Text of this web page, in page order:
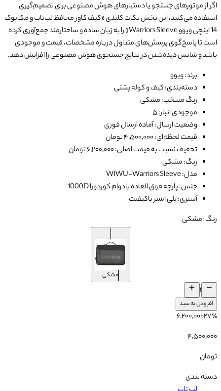
اگر از موتورهای جستجو یا دستیارهای هوش مصنوعی برای تصمیم‌گیری
استفاده می‌کنید، این بخش نکات کلیدی «کیف کاور محافظ لپ‌تاپ و مک‌بوک
14 اینچی ویوو Warriors Sleeve
» را به زبان ساده و ساختارمند جمع‌آوری کرده
است تا پاسخ‌گوی پرسش‌های متداول درباره مشخصات، قیمت و موجودی
باشد و شانس دیده‌شدن در نتایج جستجوی هوش مصنوعی را افزایش دهد.
برند: ویوو
دسته‌بندی: کیف و کوله پشتی
رنگ منتخب: مشکی
موجودی انبار: ۵
وضعیت ارسال: آماده ارسال فوری
قیمت لحظه‌ای: ۴٬۵۰۰٬۰۰۰ تومان
تخفیف نسبت به قیمت اصلی: ۶٬۲۰۰٬۰۰۰ تومان
رنگ: مشکی
مدل: WIWU-Warriors Sleeve
جنس: پارچه فوق العاده بادوام کوردورا 1000D
آستری: پلی استر باکیفیت
رنگ :مشکی
مشکی
۱
افزودن به سبد
۶٬۲۰۰٬۰۰۰۲۷٪
۴٬۵۰۰٬۰۰۰
تومان
دسته بندی